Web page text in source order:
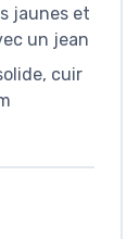
jaunes et
un jean
cuir